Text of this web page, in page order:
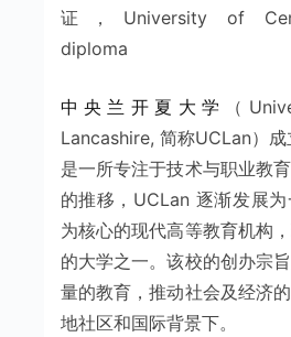
证，University of
diploma
中央兰开夏大学
（
Lancashire, 简称UCLan）
是一所专注于技术与职业教
的推移，UCLan 逐渐发展
为核心的现代高等教育机构
的大学之一。该校的创办宗
量的教育，推动社会及经济
地社区和国际背景下。